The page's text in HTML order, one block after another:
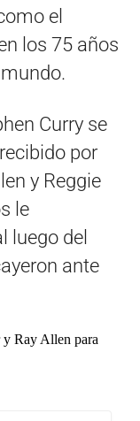
el
los 75 años
Curry se
por
y Reggie
le
luego del
ante
Ray Allen para